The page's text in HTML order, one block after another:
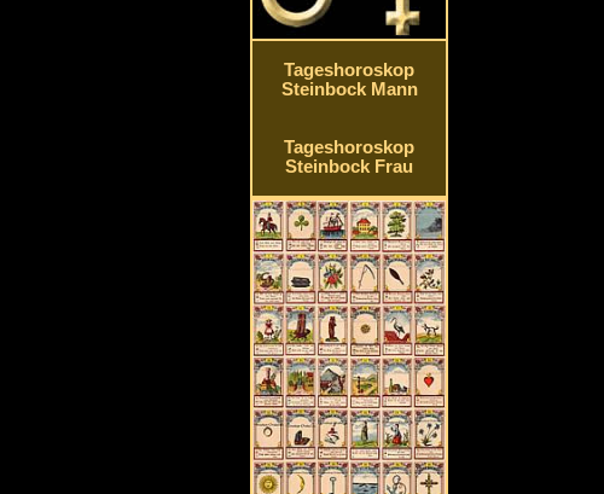
Tageshoroskop
Steinbock Mann
Tageshoroskop
Steinbock Frau